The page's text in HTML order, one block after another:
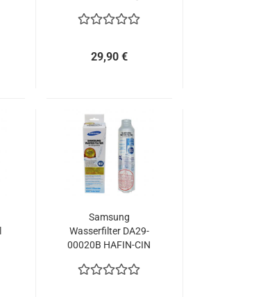
29,90 €
Samsung
Wasserfilter DA29-
00020B HAFIN-CIN